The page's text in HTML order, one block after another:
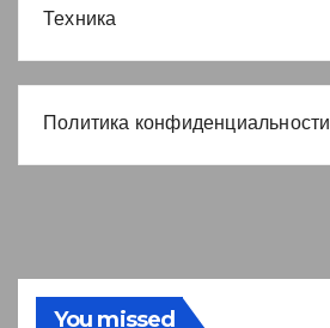
Техника
Политика конфиденциальности
You missed